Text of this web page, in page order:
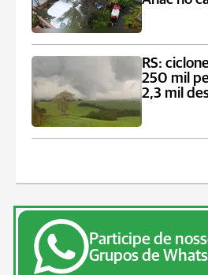
RS:
250 mil
2,3 mil
Participe de
Grupos de